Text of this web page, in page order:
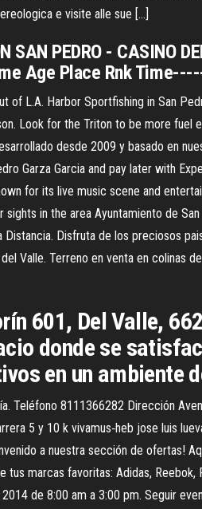
e visite alle sue […]
SAN PEDRO - CASINO
Age Place Rnk
L.A. Harbor Sportfishing in San
Look for the Triton to be more
desde 2009 y basado en
Garza Garcia and pay later with
for its live music scene and
in the area Ayuntamiento de
Disfruta de los preciosos
Valle. Terreno en venta en
601, Del Valle,
donde se
en un ambiente
Teléfono 8111366282 Dirección
5 y 10 k vivamus‐heb jose luis
a nuestra sección de ofertas!
marcas favoritas: Adidas,
de 8:00 am a 3:00 pm. Seguir